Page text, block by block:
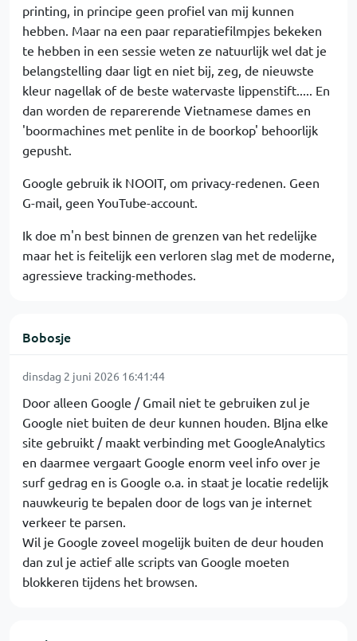
printing, in principe geen profiel van mij kunnen
hebben. Maar na een paar reparatiefilmpjes bekeken
te hebben in een sessie weten ze natuurlijk wel dat je
belangstelling daar ligt en niet bij, zeg, de nieuwste
kleur nagellak of de beste watervaste lippenstift..... En
dan worden de reparerende Vietnamese dames en
'boormachines met penlite in de boorkop' behoorlijk
gepusht.
Google gebruik ik NOOIT, om privacy-redenen. Geen
G-mail, geen YouTube-account.
Ik doe m'n best binnen de grenzen van het redelijke
maar het is feitelijk een verloren slag met de moderne,
agressieve tracking-methodes.
Bobosje
dinsdag 2 juni 2026 16:41:44
Door alleen Google / Gmail niet te gebruiken zul je
Google niet buiten de deur kunnen houden. BIjna elke
site gebruikt / maakt verbinding met GoogleAnalytics
en daarmee vergaart Google enorm veel info over je
surf gedrag en is Google o.a. in staat je locatie redelijk
nauwkeurig te bepalen door de logs van je internet
verkeer te parsen.
Wil je Google zoveel mogelijk buiten de deur houden
dan zul je actief alle scripts van Google moeten
blokkeren tijdens het browsen.